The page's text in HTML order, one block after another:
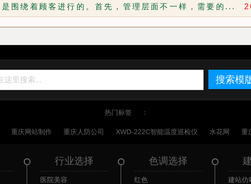
围绕着顾客进行的。首先，管理层面不一样，需要的...
搜索模
热门标签 ：
重庆网站制作 重庆人防公司 XWD-222C智能温度巡检仪 水花网 重
行业选择
医院美容
色调选择
红色
建站仿